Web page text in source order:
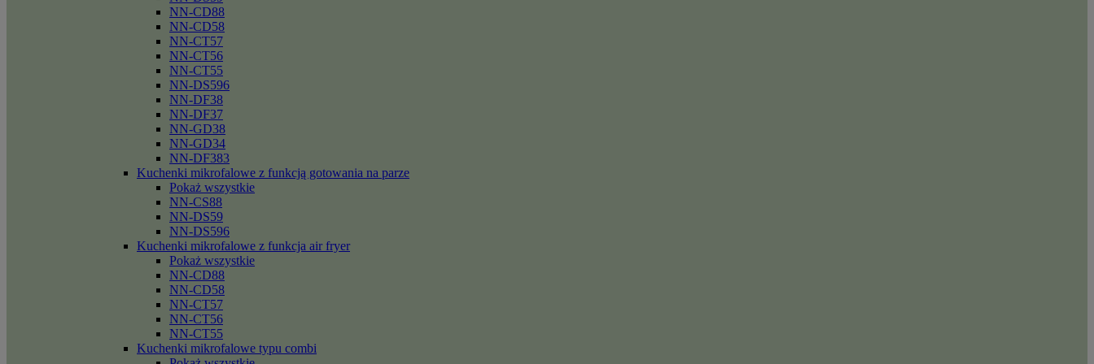
NN-CD88
NN-CD58
NN-CT57
NN-CT56
NN-CT55
NN-DS596
NN-DF38
NN-DF37
NN-GD38
NN-GD34
NN-DF383
Kuchenki mikrofalowe z funkcją gotowania na parze
Pokaż wszystkie
NN-CS88
NN-DS59
NN-DS596
Kuchenki mikrofalowe z funkcja air fryer
Pokaż wszystkie
NN-CD88
NN-CD58
NN-CT57
NN-CT56
NN-CT55
Kuchenki mikrofalowe typu combi